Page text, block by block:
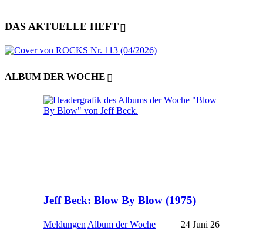
DAS AKTUELLE HEFT
ALBUM DER WOCHE
Jeff Beck: Blow By Blow (1975)
Meldungen Album der Woche 24 Juni 26